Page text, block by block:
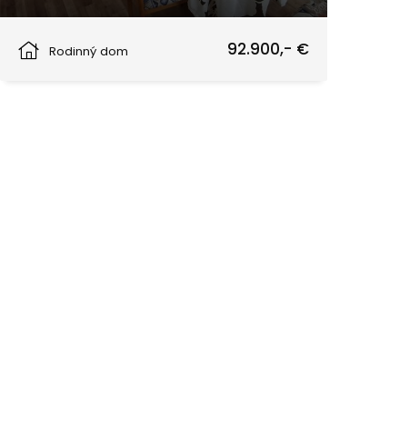
Rodinný dom
92.900,- €